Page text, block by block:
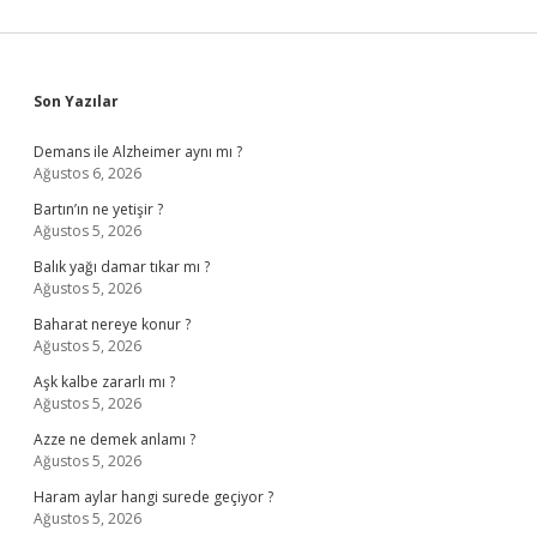
Sidebar
Son Yazılar
Demans ile Alzheimer aynı mı ?
Ağustos 6, 2026
Bartın’ın ne yetişir ?
Ağustos 5, 2026
Balık yağı damar tıkar mı ?
Ağustos 5, 2026
Baharat nereye konur ?
Ağustos 5, 2026
Aşk kalbe zararlı mı ?
Ağustos 5, 2026
Azze ne demek anlamı ?
Ağustos 5, 2026
Haram aylar hangi surede geçiyor ?
Ağustos 5, 2026